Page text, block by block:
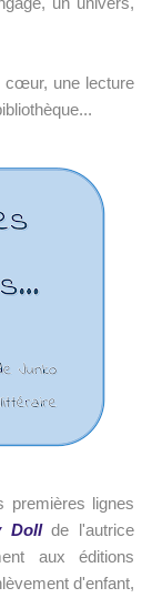
cœur, une lecture
premières lignes
Dollde l'autrice
aux éditions
d'enfant,